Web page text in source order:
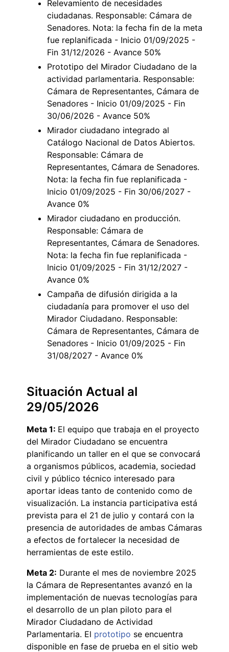
Relevamiento de necesidades
ciudadanas. Responsable: Cámara de
Senadores. Nota: la fecha fin de la meta
fue replanificada - Inicio 01/09/2025 -
Fin 31/12/2026 - Avance 50%
Prototipo del Mirador Ciudadano de la
actividad parlamentaria. Responsable:
Cámara de Representantes, Cámara de
Senadores - Inicio 01/09/2025 - Fin
30/06/2026 - Avance 50%
Mirador ciudadano integrado al
Catálogo Nacional de Datos Abiertos.
Responsable: Cámara de
Representantes, Cámara de Senadores.
Nota: la fecha fin fue replanificada -
Inicio 01/09/2025 - Fin 30/06/2027 -
Avance 0%
Mirador ciudadano en producción.
Responsable: Cámara de
Representantes, Cámara de Senadores.
Nota: la fecha fin fue replanificada -
Inicio 01/09/2025 - Fin 31/12/2027 -
Avance 0%
Campaña de difusión dirigida a la
ciudadanía para promover el uso del
Mirador Ciudadano. Responsable:
Cámara de Representantes, Cámara de
Senadores - Inicio 01/09/2025 - Fin
31/08/2027 - Avance 0%
Situación Actual al
29/05/2026
Meta 1: El equipo que trabaja en el proyecto
del Mirador Ciudadano se encuentra
planificando un taller en el que se convocará
a organismos públicos, academia, sociedad
civil y público técnico interesado para
aportar ideas tanto de contenido como de
visualización. La instancia participativa está
prevista para el 21 de julio y contará con la
presencia de autoridades de ambas Cámaras
a efectos de fortalecer la necesidad de
herramientas de este estilo.
Meta 2: Durante el mes de noviembre 2025
la Cámara de Representantes avanzó en la
implementación de nuevas tecnologías para
el desarrollo de un plan piloto para el
Mirador Ciudadano de Actividad
Parlamentaria. El prototipo se encuentra
disponible en fase de prueba en el sitio web